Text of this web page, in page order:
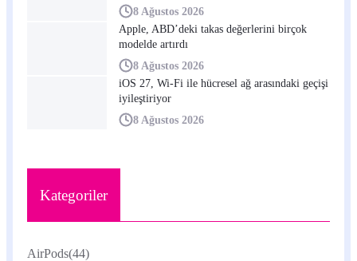
8 Ağustos 2026
Apple, ABD’deki takas değerlerini birçok
modelde artırdı
8 Ağustos 2026
iOS 27, Wi-Fi ile hücresel ağ arasındaki geçişi
iyileştiriyor
8 Ağustos 2026
Kategoriler
AirPods(44)